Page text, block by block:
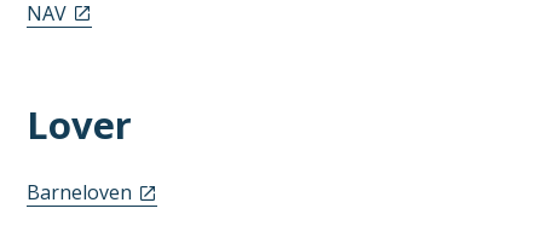
NAV
Lover
Barneloven